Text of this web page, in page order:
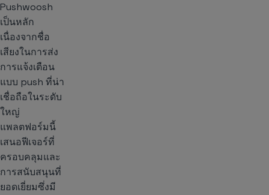
Pushwoosh
เป็นหลัก
เนื่องจากชื่อ
เสียงในการส่ง
การแจ้งเตือน
แบบ push ที่น่า
เชื่อถือในระดับ
ใหญ่
แพลตฟอร์มนี้
เสนอฟีเจอร์ที่
ครอบคลุมและ
การสนับสนุนที่
ยอดเยี่ยมซึ่งมี